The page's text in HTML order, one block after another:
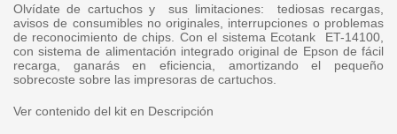
Olvídate de cartuchos y sus limitaciones: tediosas recargas,
avisos de consumibles no originales, interrupciones o problemas
de reconocimiento de chips. Con el sistema Ecotank ET-14100,
con sistema de alimentación integrado original de Epson de fácil
recarga, ganarás en eficiencia, amortizando el pequeño
sobrecoste sobre las impresoras de cartuchos.
Ver contenido del kit en Descripción